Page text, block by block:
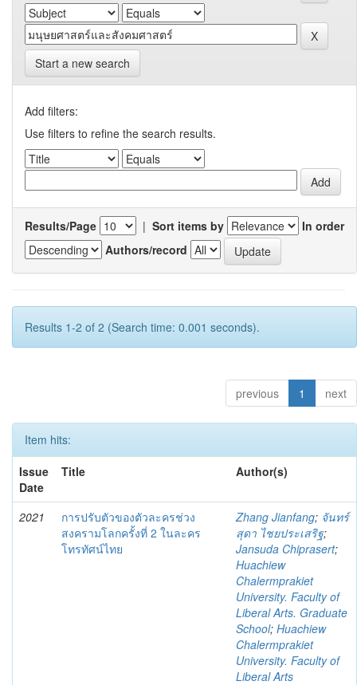
Start a new search
Add filters:
Use filters to refine the search results.
Results/Page | Sort items by
In order
Authors/record
Results 1-2 of 2 (Search time: 0.001 seconds).
previous 1 next
Item hits:
Issue
Date
Title Author(s)
2021
การปรับตัวของตัวละครช่วง
สงครามโลกครั้งที่ 2 ในละคร
โทรทัศน์ไทย
Zhang Jianfang; จันทร์
สุดา ไชยประเสริฐ;
Jansuda Chiprasert;
Huachiew
Chalermprakiet
University. Faculty of
Liberal Arts. Graduate
School; Huachiew
Chalermprakiet
University. Faculty of
Liberal Arts